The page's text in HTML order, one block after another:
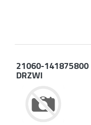
21060-141875800
DRZWI